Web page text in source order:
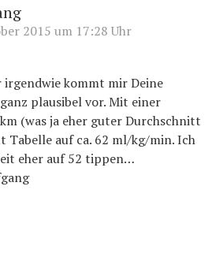
2015 um 17:28 Uhr
kommt mir Deine
plausibel vor. Mit einer
(was ja eher guter Durchschnitt
Tabelle auf ca. 62 ml/kg/min. Ich
eher auf 52 tippen…